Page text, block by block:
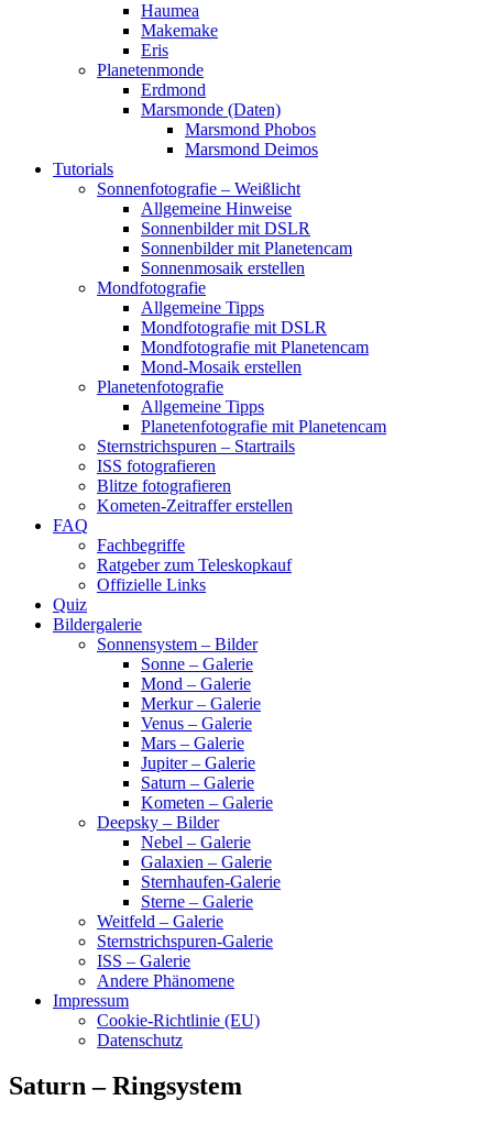
Haumea
Makemake
Eris
Planetenmonde
Erdmond
Marsmonde (Daten)
Marsmond Phobos
Marsmond Deimos
Tutorials
Sonnenfotografie – Weißlicht
Allgemeine Hinweise
Sonnenbilder mit DSLR
Sonnenbilder mit Planetencam
Sonnenmosaik erstellen
Mondfotografie
Allgemeine Tipps
Mondfotografie mit DSLR
Mondfotografie mit Planetencam
Mond-Mosaik erstellen
Planetenfotografie
Allgemeine Tipps
Planetenfotografie mit Planetencam
Sternstrichspuren – Startrails
ISS fotografieren
Blitze fotografieren
Kometen-Zeitraffer erstellen
FAQ
Fachbegriffe
Ratgeber zum Teleskopkauf
Offizielle Links
Quiz
Bildergalerie
Sonnensystem – Bilder
Sonne – Galerie
Mond – Galerie
Merkur – Galerie
Venus – Galerie
Mars – Galerie
Jupiter – Galerie
Saturn – Galerie
Kometen – Galerie
Deepsky – Bilder
Nebel – Galerie
Galaxien – Galerie
Sternhaufen-Galerie
Sterne – Galerie
Weitfeld – Galerie
Sternstrichspuren-Galerie
ISS – Galerie
Andere Phänomene
Impressum
Cookie-Richtlinie (EU)
Datenschutz
Saturn – Ringsystem